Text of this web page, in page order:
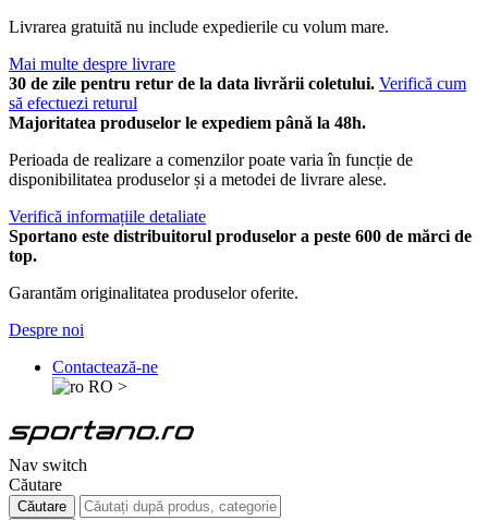
Livrarea gratuită nu include expedierile cu volum mare.
Mai multe despre livrare
30 de zile pentru retur de la data livrării coletului. Verifică cum
să efectuezi returul
Majoritatea produselor le expediem până la 48h.
Perioada de realizare a comenzilor poate varia în funcție de
disponibilitatea produselor și a metodei de livrare alese.
Verifică informațiile detaliate
Sportano este distribuitorul produselor a peste 600 de mărci de
top.
Garantăm originalitatea produselor oferite.
Despre noi
Contactează-ne
RO >
Nav switch
Căutare
Căutare